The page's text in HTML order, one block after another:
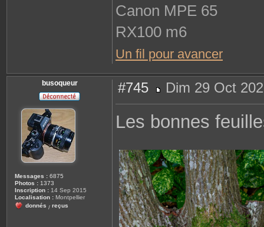
Canon MPE 65
RX100 m6
Un fil pour avancer
busoqueur
Messages : 6875
Photos : 1373
Inscription : 14 Sep 2015
Localisation : Montpellier
donnés / reçus
#745
e
s
a
Dim 29 Oct
Les bonnes